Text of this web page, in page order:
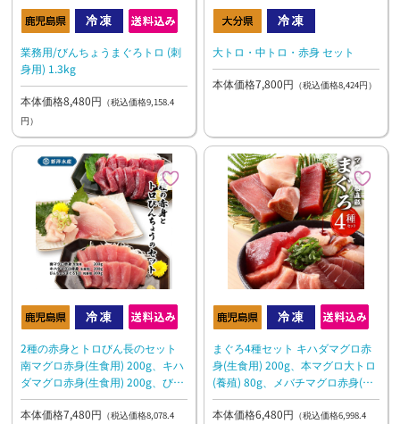
業務用/びんちょうまぐろトロ (刺
身用) 1.3kg
本体価格8,480円 （税込価格9,158.4
円）
大トロ・中トロ・赤身 セット
本体価格7,800円 （税込価格8,424円）
2種の赤身とトロびん長のセット
南マグロ赤身(生食用) 200g、キハ
ダマグロ赤身(生食用) 200g、びん
長まぐろトロ(刺身用) 300g
本体価格7,480円 （税込価格8,078.4
まぐろ4種セット キハダマグロ赤
身(生食用) 200g、本マグロ大トロ
(養殖) 80g、メバチマグロ赤身(生
食用) 200g、ビン長まぐろ・とろ
300g
本体価格6,480円 （税込価格6,998.4